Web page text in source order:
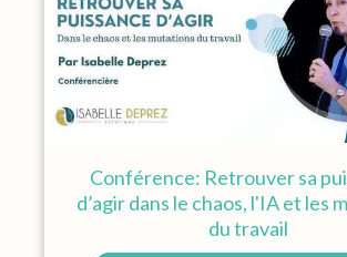
Conférence: Retrouver sa
d’agir dans le chaos, l'IA et les
du travail